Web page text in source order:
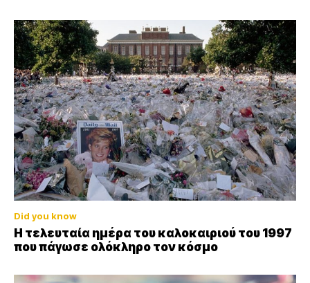
Did you know
Η τελευταία ημέρα του καλοκαιριού του 1997
που πάγωσε ολόκληρο τον κόσμο